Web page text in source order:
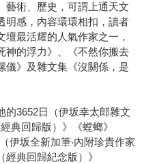
藝術、歷史，可謂上通天文
明感，內容環環相扣，讀者
最活耀的人氣作家之一，
神的浮力》、《不然你搬去
儀》及雜文集《沒關係，是
的3652日（伊坂幸太郎雜文
典回歸版）》《螳螂》
伊坂全新加筆‧內附珍貴作家
典回歸紀念版）》